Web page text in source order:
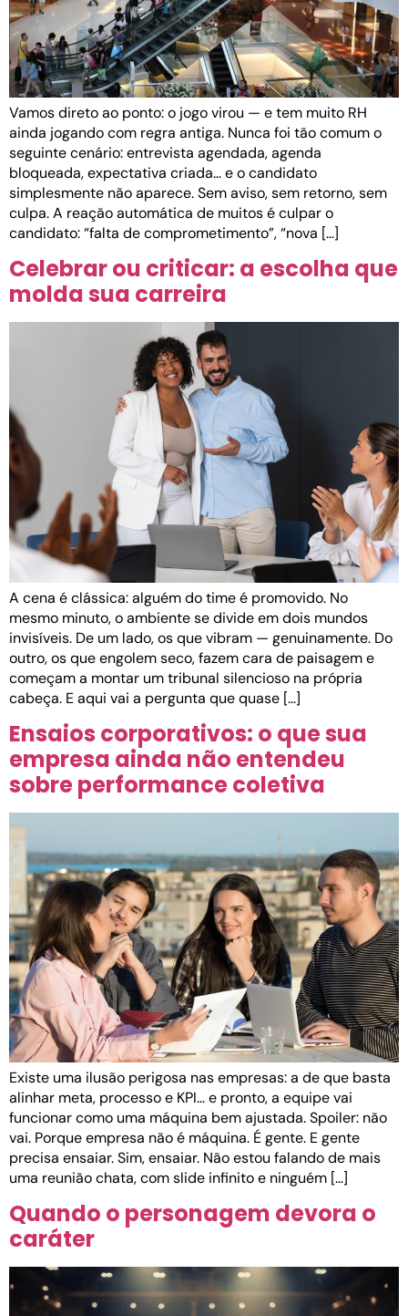
Vamos direto ao ponto: o jogo virou — e tem muito RH
ainda jogando com regra antiga. Nunca foi tão comum o
seguinte cenário: entrevista agendada, agenda
bloqueada, expectativa criada… e o candidato
simplesmente não aparece. Sem aviso, sem retorno, sem
culpa. A reação automática de muitos é culpar o
candidato: “falta de comprometimento”, “nova […]
Celebrar ou criticar: a escolha que
molda sua carreira
A cena é clássica: alguém do time é promovido. No
mesmo minuto, o ambiente se divide em dois mundos
invisíveis. De um lado, os que vibram — genuinamente. Do
outro, os que engolem seco, fazem cara de paisagem e
começam a montar um tribunal silencioso na própria
cabeça. E aqui vai a pergunta que quase […]
Ensaios corporativos: o que sua
empresa ainda não entendeu
sobre performance coletiva
Existe uma ilusão perigosa nas empresas: a de que basta
alinhar meta, processo e KPI… e pronto, a equipe vai
funcionar como uma máquina bem ajustada. Spoiler: não
vai. Porque empresa não é máquina. É gente. E gente
precisa ensaiar. Sim, ensaiar. Não estou falando de mais
uma reunião chata, com slide infinito e ninguém […]
Quando o personagem devora o
caráter